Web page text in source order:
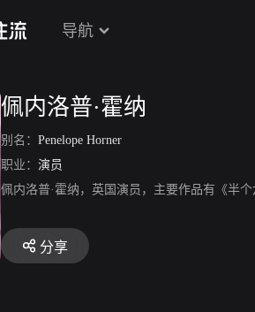
导航
佩内洛普·霍纳
别名： Penelope Horner
职业： 演员
佩内洛普·霍纳，英国演员，主要作品有《半个
分享